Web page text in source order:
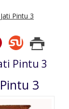
Pintu 3
Pintu 3
3